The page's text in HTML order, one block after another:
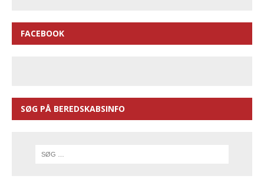
FACEBOOK
SØG PÅ BEREDSKABSINFO